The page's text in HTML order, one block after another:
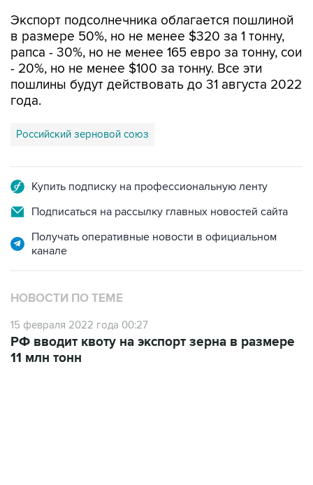
Экспорт подсолнечника облагается пошлиной
в размере 50%, но не менее $320 за 1 тонну,
рапса - 30%, но не менее 165 евро за тонну, сои
- 20%, но не менее $100 за тонну. Все эти
пошлины будут действовать до 31 августа 2022
года.
Российский зерновой союз
Купить подписку на профессиональную ленту
Подписаться на рассылку главных новостей сайта
Получать оперативные новости в официальном
канале
НОВОСТИ ПО ТЕМЕ
15 февраля 2022 года 00:27
РФ вводит квоту на экспорт зерна в размере
11 млн тонн